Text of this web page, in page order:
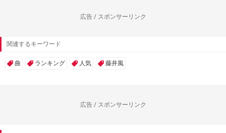
広告 / スポンサーリンク
関連するキーワード
曲 ランキング 人気 藤井風
広告 / スポンサーリンク